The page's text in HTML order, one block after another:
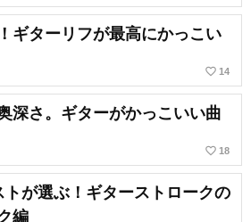
ギターリフが最高にかっこい
favorite_border 14
深さ。ギターがかっこいい曲
favorite_border 18
が選ぶ！ギターストロークの
編